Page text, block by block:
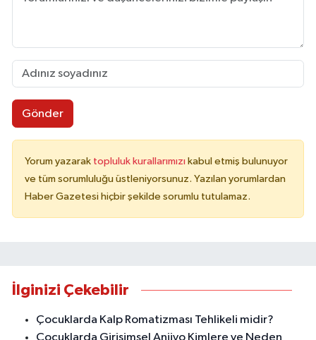
Gönder
Yorum yazarak topluluk kurallarımızı kabul etmiş bulunuyor
ve tüm sorumluluğu üstleniyorsunuz. Yazılan yorumlardan
Haber Gazetesi hiçbir şekilde sorumlu tutulamaz.
İlginizi Çekebilir
Çocuklarda Kalp Romatizması Tehlikeli midir?